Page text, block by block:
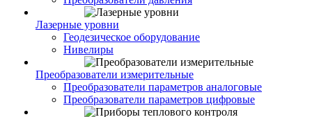
Лазерные уровни
Геодезическое оборудование
Нивелиры
Преобразователи измерительные
Преобразователи параметров аналоговые
Преобразователи параметров цифровые